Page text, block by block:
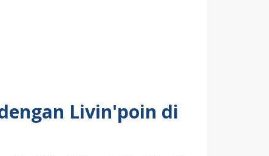
Livin'poin di